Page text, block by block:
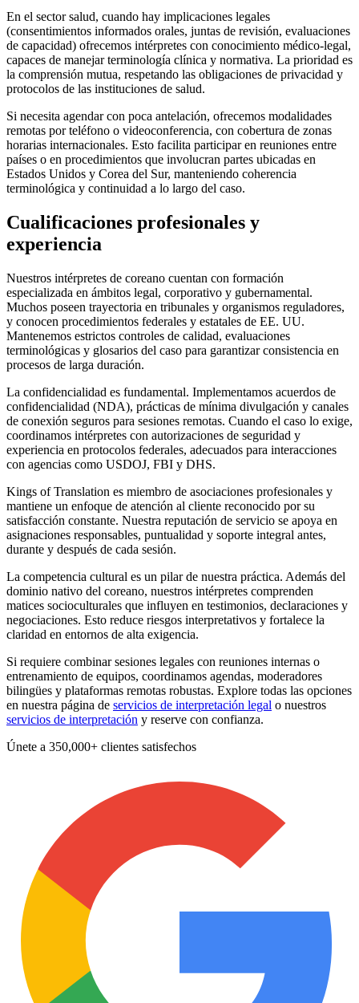
En el sector salud, cuando hay implicaciones legales
(consentimientos informados orales, juntas de revisión, evaluaciones
de capacidad) ofrecemos intérpretes con conocimiento médico-legal,
capaces de manejar terminología clínica y normativa. La prioridad es
la comprensión mutua, respetando las obligaciones de privacidad y
protocolos de las instituciones de salud.
Si necesita agendar con poca antelación, ofrecemos modalidades
remotas por teléfono o videoconferencia, con cobertura de zonas
horarias internacionales. Esto facilita participar en reuniones entre
países o en procedimientos que involucran partes ubicadas en
Estados Unidos y Corea del Sur, manteniendo coherencia
terminológica y continuidad a lo largo del caso.
Cualificaciones profesionales y
experiencia
Nuestros intérpretes de coreano cuentan con formación
especializada en ámbitos legal, corporativo y gubernamental.
Muchos poseen trayectoria en tribunales y organismos reguladores,
y conocen procedimientos federales y estatales de EE. UU.
Mantenemos estrictos controles de calidad, evaluaciones
terminológicas y glosarios del caso para garantizar consistencia en
procesos de larga duración.
La confidencialidad es fundamental. Implementamos acuerdos de
confidencialidad (NDA), prácticas de mínima divulgación y canales
de conexión seguros para sesiones remotas. Cuando el caso lo exige,
coordinamos intérpretes con autorizaciones de seguridad y
experiencia en protocolos federales, adecuados para interacciones
con agencias como USDOJ, FBI y DHS.
Kings of Translation es miembro de asociaciones profesionales y
mantiene un enfoque de atención al cliente reconocido por su
satisfacción constante. Nuestra reputación de servicio se apoya en
asignaciones responsables, puntualidad y soporte integral antes,
durante y después de cada sesión.
La competencia cultural es un pilar de nuestra práctica. Además del
dominio nativo del coreano, nuestros intérpretes comprenden
matices socioculturales que influyen en testimonios, declaraciones y
negociaciones. Esto reduce riesgos interpretativos y fortalece la
claridad en entornos de alta exigencia.
Si requiere combinar sesiones legales con reuniones internas o
entrenamiento de equipos, coordinamos agendas, moderadores
bilingües y plataformas remotas robustas. Explore todas las opciones
en nuestra página de servicios de interpretación legal o nuestros
servicios de interpretación y reserve con confianza.
Únete a 350,000+ clientes satisfechos